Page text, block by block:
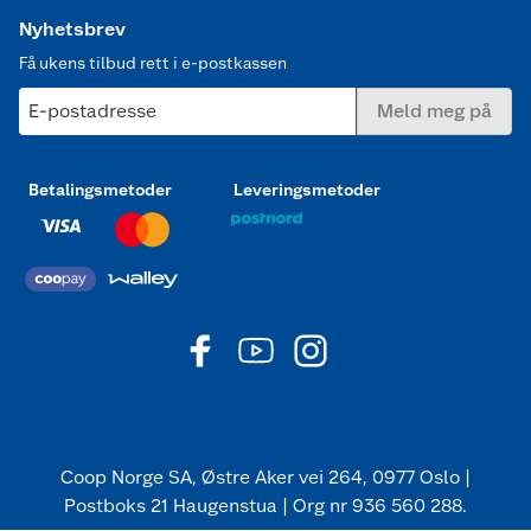
Nyhetsbrev
Få ukens tilbud rett i e-postkassen
E-postadresse Meld meg på
Betalingsmetoder Leveringsmetoder
Coop Norge SA, Østre Aker vei 264, 0977 Oslo |
Postboks 21 Haugenstua | Org nr 936 560 288.